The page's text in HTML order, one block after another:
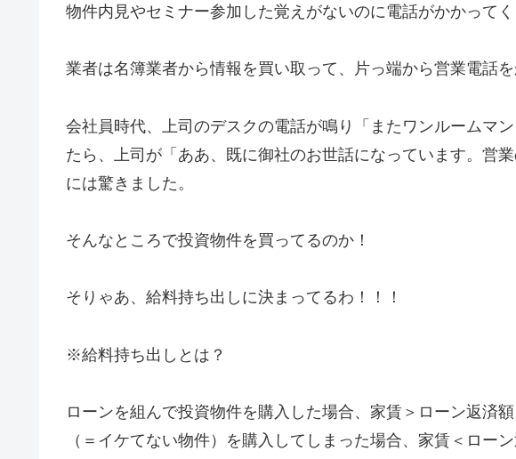
物件内見やセミナー参加した覚えがないのに電話がかかって
業者は名簿業者から情報を買い取って、片っ端から営業電話を
会社員時代、上司のデスクの電話が鳴り「またワンルームマ
たら、上司が「ああ、既に御社のお世話になっています。営
には驚きました。
そんなところで投資物件を買ってるのか！
そりゃあ、給料持ち出しに決まってるわ！！！
※給料持ち出しとは？
ローンを組んで投資物件を購入した場合、家賃＞ローン返済
（＝イケてない物件）を購入してしまった場合、家賃＜ロー